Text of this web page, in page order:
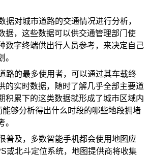
据对城市道路的交通情况进行分析，
据，这些数据可以供交通管理部门使
数字终端供出行人员参考，来决定自己
。
路的最多使用者，可以通过其车载终
的实时数据，随时了解几乎全部主要道
积累下的这类数据就形成了城市区域内
能够分析得出什么时段的哪些地段拥堵
。
普及，多数智能手机都会使用地图应
或北斗定位系统，地图提供商将收集